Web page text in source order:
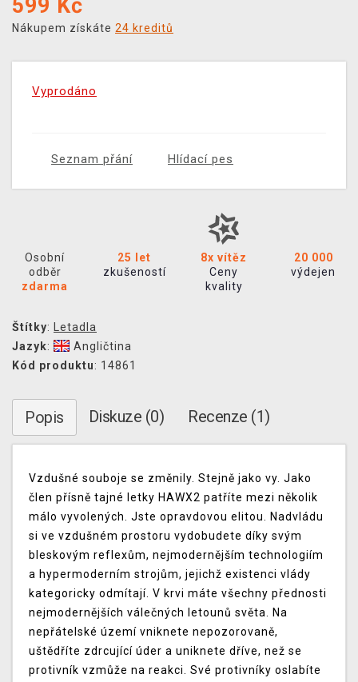
599 Kč
Nákupem získáte 24 kreditů
Vyprodáno
Seznam přání Hlídací pes
Osobní
odběr
zdarma
25 let
zkušeností
8x vítěz
Ceny
kvality
20 000
výdejen
Štítky: Letadla
Jazyk:
Angličtina
Kód produktu: 14861
Popis Diskuze (0) Recenze (1)
Vzdušné souboje se změnily. Stejně jako vy. Jako
člen přísně tajné letky HAWX2 patříte mezi několik
málo vyvolených. Jste opravdovou elitou. Nadvládu
si ve vzdušném prostoru vydobudete díky svým
bleskovým reflexům, nejmodernějším technologiím
a hypermoderním strojům, jejichž existenci vlády
kategoricky odmítají. V krvi máte všechny přednosti
nejmodernějších válečných letounů světa. Na
nepřátelské území vniknete nepozorovaně,
uštědříte zdrcující úder a uniknete dříve, než se
protivník vzmůže na reakci. Své protivníky oslabíte